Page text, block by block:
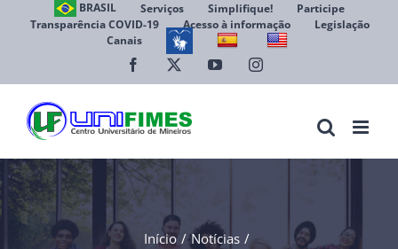
BRASIL Serviços Simplifique!
Participe
Transparência COVID-19
Acesso à informação
Legislação
Canais
Facebook YouTubeInstagram
Início Notícias